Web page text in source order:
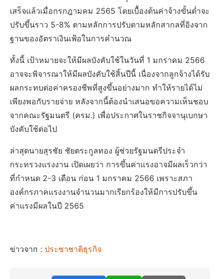
เสร็จแล้วเมื่อกรกฎามคม 2565 โดยเบื้องต้นค่าจ้างขั้นต่ำจะ
ปรับขึ้นราว 5-8% ตามหลักการปรับตามหลักสากลที่อิงจาก
ฐานของอัตราเงินเฟ้อในการคำนวณ
ทั้งนี้ เป้าหมายจะให้มีผลบังคับใช้ในวันที่ 1 มกราคม 2566
อาจจะพิจารณาให้มีผลบังคับใช้สิ้นปีนี้ เนื่องจากลูกจ้างได้รับ
ผลกระทบต่อค่าครองชีพที่สูงขึ้นอย่างมาก ทำให้รายได้ไม่
เพียงพอกับรายจ่าย หลังจากนี้ต้องนำเสนอขอความเห็นชอบ
จากคณะรัฐมนตรี (ครม.) เพื่อประกาศในราชกิจจานุเบกษา
บังคับใช้ต่อไป
ล่าสุดนายสุรชัย ชัยตระกูลทอง ผู้ช่วยรัฐมนตรีประจำ
กระทรวงแรงงาน เปิดเผยว่า การขึ้นค่าแรงอาจมีผลเร็วกว่า
ที่กำหนด 2-3 เดือน ก่อน 1 มกราคม 2566 เพราะสภา
องค์กรภาคแรงงานจำนวนมากเรียกร้องให้มีการปรับขึ้น
ค่าแรงมีผลในปี 2565
ข่าวจาก : ประชาชาติธุรกิจ